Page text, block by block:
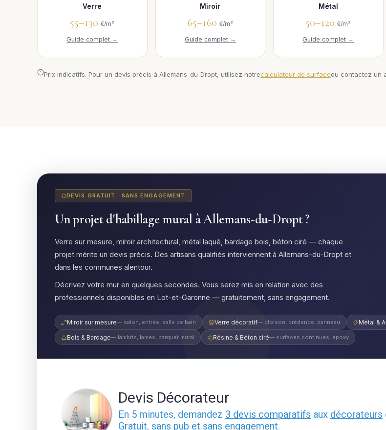
Verre
55–130€/m²
Guide complet →
Miroir
65–160 €/m²
Guide complet →
Métal
50–120€/m²
Guide complet →
Prix indicatifs. Pour un devis précis à Allemans-du-Dropt, utilisez notrecalculateur de surfaceou contactez un
DEVIS GRATUIT · SANS ENGAGEMENT
Un projet d'habillage mural à Allemans-du-Dropt ?
Verre sur mesure, miroir architectural, métal laqué, bardage bois, béton ciré — chaque
projet mérite un devis précis. Des artisans qualifiés interviennent à Allemans-du-Dropt et
dans les communes alentour.
Décrivez votre mur en quelques secondes. Vous serez mis en relation avec des
professionnels disponibles en Lot-et-Garonne — gratuitement, sans engagement.
Miroir sur mesure— salon, entrée, salle de bain Verre décoratif— cloison, crédence, panneau Métal &
Bois & Bardage— lambris, lames, parquet mural Résine & Béton ciré— surfaces continues, époxy
Devis Décorateur
En 5 minutes, demandez 3 devis comparatifs aux décorateurs
Gratuit, sans pub et sans engagement.